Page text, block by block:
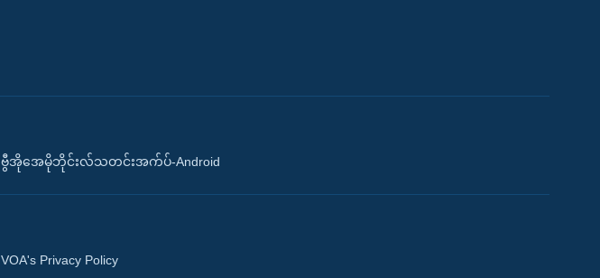
ဗွီအိုအေမိုဘိုင်းလ်သတင်းအက်ပ်-Android
VOA's Privacy Policy